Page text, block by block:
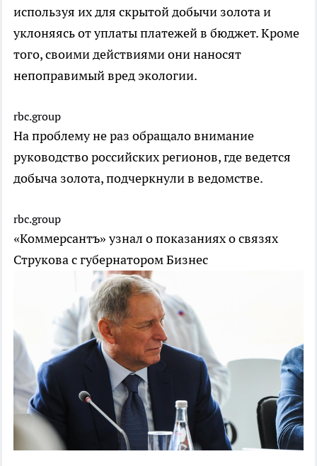
используя их для скрытой добычи золота и
уклоняясь от уплаты платежей в бюджет. Кроме
того, своими действиями они наносят
непоправимый вред экологии.
rbc.group
На проблему не раз обращало внимание
руководство российских регионов, где ведется
добыча золота, подчеркнули в ведомстве.
rbc.group
«Коммерсантъ» узнал о показаниях о связях
Струкова с губернаторомБизнес